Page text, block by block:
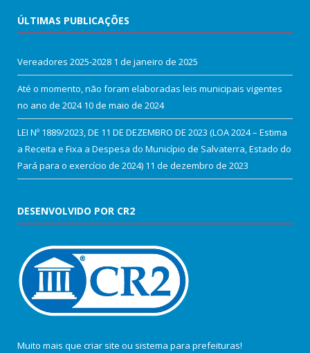
ÚLTIMAS PUBLICAÇÕES
Vereadores 2025-2028 1 de janeiro de 2025
Até o momento, não foram elaboradas leis municipais vigentes
no ano de 2024 10 de maio de 2024
LEI Nº 1889/2023, DE 11 DE DEZEMBRO DE 2023 (LOA 2024 – Estima
a Receita e Fixa a Despesa do Município de Salvaterra, Estado do
Pará para o exercício de 2024) 11 de dezembro de 2023
DESENVOLVIDO POR CR2
Muito mais que criar site ou sistema para prefeituras!